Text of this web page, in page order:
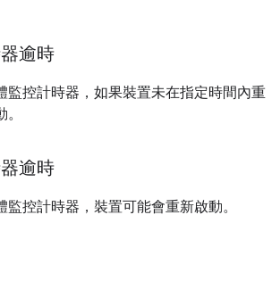
逾時
監控計時器，如果裝置未在指定時間內重
逾時
控計時器，裝置可能會重新啟動。